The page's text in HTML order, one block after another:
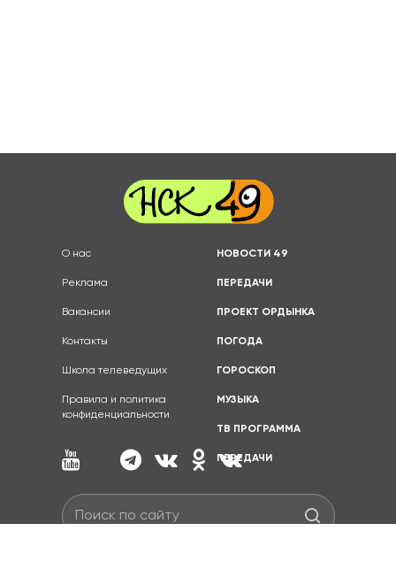
О нас
Реклама
Вакансии
Контакты
Школа телеведущих
Правила и политика
конфиденциальности
НОВОСТИ 49
ПЕРЕДАЧИ
ПРОЕКТ ОРДЫНКА
ПОГОДА
ГОРОСКОП
МУЗЫКА
ТВ ПРОГРАММА
ПЕРЕДАЧИ